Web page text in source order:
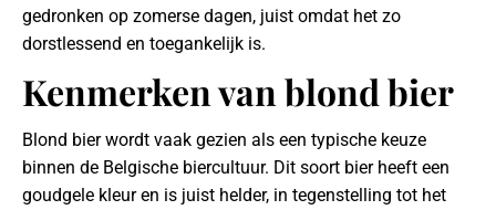
gedronken op zomerse dagen, juist omdat het zo
dorstlessend en toegankelijk is.
Kenmerken van blond bier
Blond bier wordt vaak gezien als een typische keuze
binnen de Belgische biercultuur. Dit soort bier heeft een
goudgele kleur en is juist helder, in tegenstelling tot het